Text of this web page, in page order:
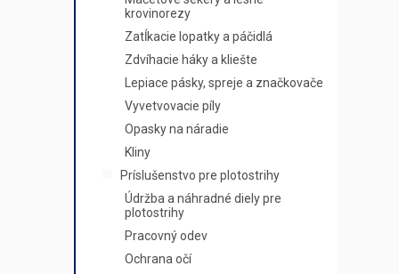
krovinorezy
Zatĺkacie lopatky a páčidlá
Zdvíhacie háky a kliešte
Lepiace pásky, spreje a značkovače
Vyvetvovacie píly
Opasky na náradie
Kliny
Príslušenstvo pre plotostrihy
Údržba a náhradné diely pre
plotostrihy
Pracovný odev
Ochrana očí